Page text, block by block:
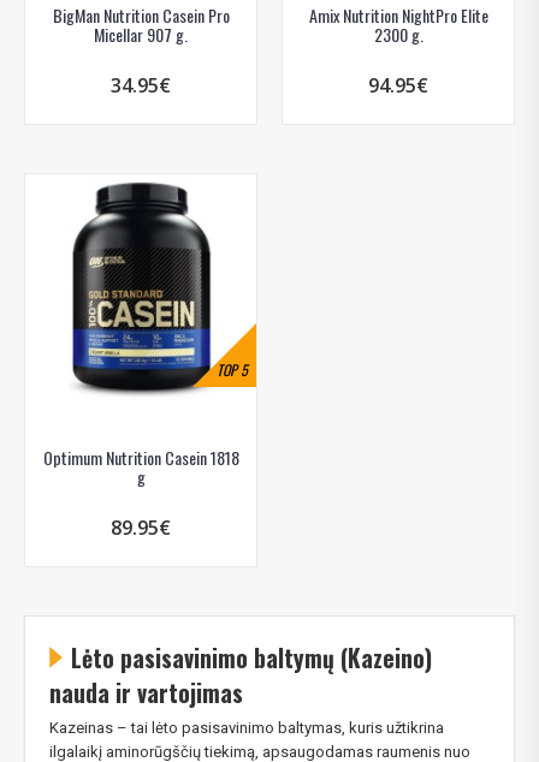
BigMan Nutrition Casein Pro
Micellar 907 g.
34.95€
Amix Nutrition NightPro Elite
2300 g.
94.95€
TOP5
Optimum Nutrition Casein 1818
g
89.95€
Lėto pasisavinimo baltymų (Kazeino)
nauda ir vartojimas
Kazeinas – tai lėto pasisavinimo baltymas, kuris užtikrina
ilgalaikį aminorūgščių tiekimą, apsaugodamas raumenis nuo